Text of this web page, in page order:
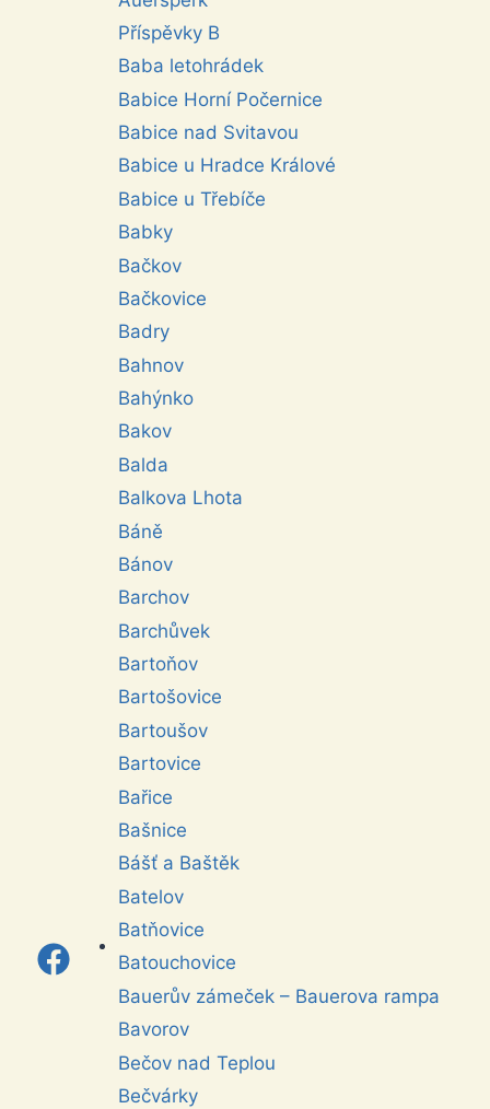
Příspěvky B
Baba letohrádek
Babice Horní Počernice
Babice nad Svitavou
Babice u Hradce Králové
Babice u Třebíče
Babky
Bačkov
Bačkovice
Badry
Bahnov
Bahýnko
Bakov
Balda
Balkova Lhota
Báně
Bánov
Barchov
Barchůvek
Bartoňov
Bartošovice
Bartoušov
Bartovice
Bařice
Bašnice
Bášť a Baštěk
Batelov
Batňovice
Batouchovice
Bauerův zámeček – Bauerova rampa
Bavorov
Bečov nad Teplou
Bečvárky